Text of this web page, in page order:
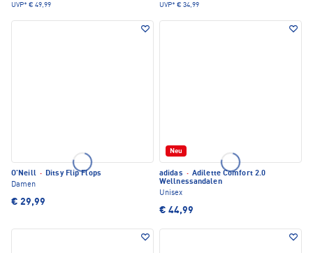
UVP* € 49,99 UVP* € 34,99
O'Neill · Ditsy Flip Flops
Damen
€ 29,99
Neu
adidas · Adilette Comfort 2.0
Wellnessandalen
Unisex
€ 44,99